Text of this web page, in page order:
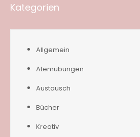
Kategorien
Allgemein
Atemübungen
Austausch
Bücher
Kreativ